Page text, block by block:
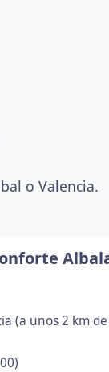
o Valencia.
(a unos 2 km de